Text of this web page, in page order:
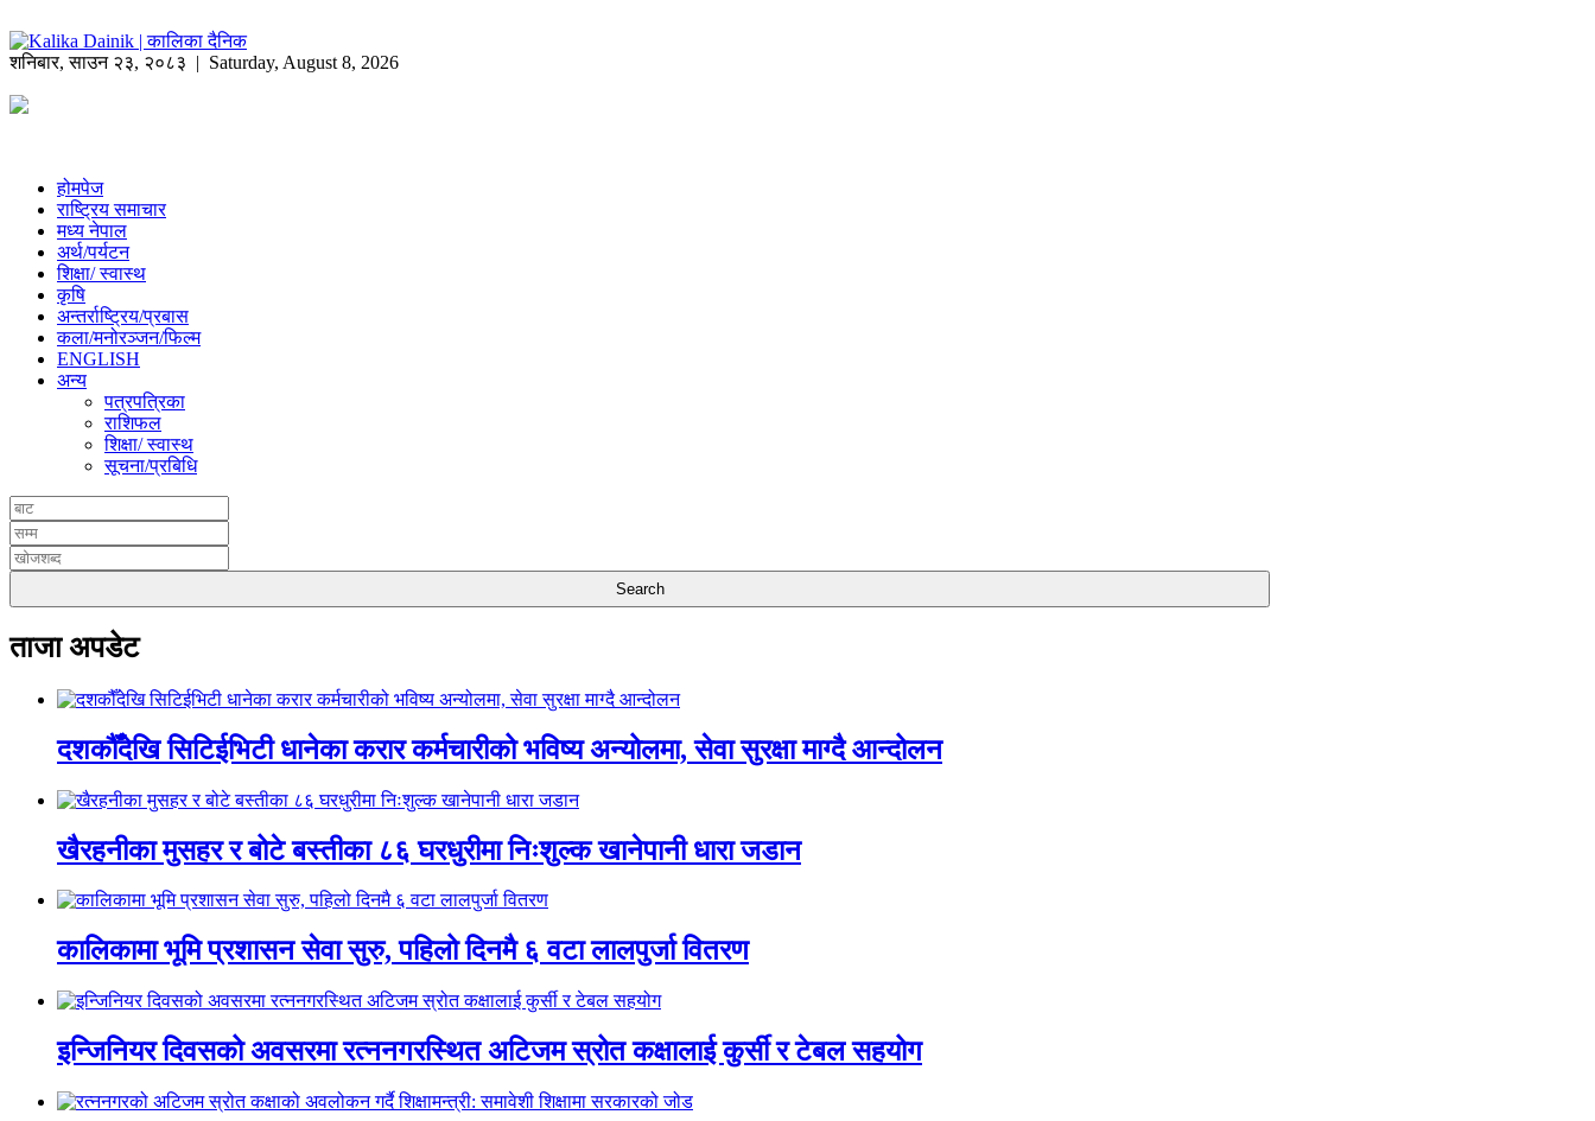
शनिबार,साउन २३, २०८३ | Saturday, August 8, 2026
होमपेज
राष्ट्रिय समाचार
मध्य नेपाल
अर्थ/पर्यटन
शिक्षा/ स्वास्थ
कृषि
अन्तर्राष्ट्रिय/प्रबास
कला/मनोरञ्जन/फिल्म
ENGLISH
अन्य
पत्रपत्रिका
राशिफल
शिक्षा/ स्वास्थ
सूचना/प्रबिधि
ताजा अपडेट
दशकौँदेखि सिटिईभिटी धानेका करार कर्मचारीको भविष्य अन्योलमा, सेवा सुरक्षा माग्दै आन्दोलन
खैरहनीका मुसहर र बोटे बस्तीका ८६ घरधुरीमा निःशुल्क खानेपानी धारा जडान
कालिकामा भूमि प्रशासन सेवा सुरु, पहिलो दिनमै ६ वटा लालपुर्जा वितरण
इन्जिनियर दिवसको अवसरमा रत्ननगरस्थित अटिजम स्रोत कक्षालाई कुर्सी र टेबल सहयोग